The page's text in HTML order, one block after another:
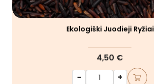
Ekologiški Juodieji Ryžiai
4,50 €
-
+